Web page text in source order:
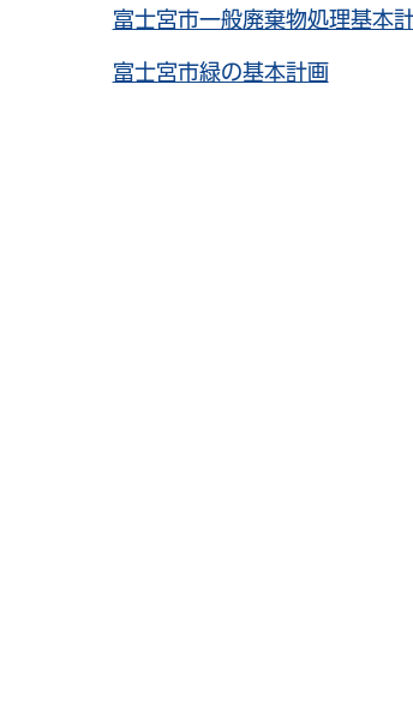
富士宮市一般廃棄物処理基本
富士宮市緑の基本計画